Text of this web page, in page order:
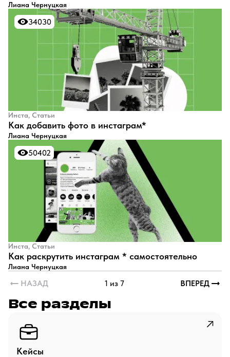
Лиана Чернуцкая
34030
34030
Инста, Статьи
Как добавить фото в инстаграм*
Лиана Чернуцкая
50402
50402
Инста, Статьи
Как раскрутить инстаграм * самостоятельно
Лиана Чернуцкая
НАЗАД 1 из 7 ВПЕРЕД
Все разделы
Кейсы